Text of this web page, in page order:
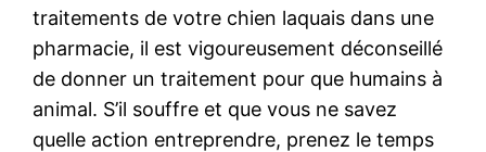
traitements de votre chien laquais dans une
pharmacie, il est vigoureusement déconseillé
de donner un traitement pour que humains à
animal. S’il souffre et que vous ne savez
quelle action entreprendre, prenez le temps